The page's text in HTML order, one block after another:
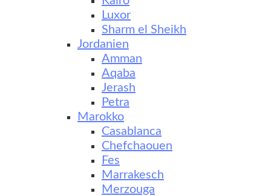
Luxor
Sharm el Sheikh
Jordanien
Amman
Aqaba
Jerash
Petra
Marokko
Casablanca
Chefchaouen
Fes
Marrakesch
Merzouga